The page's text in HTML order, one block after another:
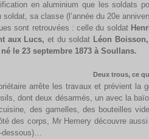
en aluminium que les soldats
soldat, sa classe (l’année du 20e
sont retrouvées : celle du soldat
aux Lucs, et du soldat Léon
le 23 septembre 1873 à Soullans.
ce qui reste de
arrête les travaux et prévient la
dont deux désarmés, un avec la
des gamelles, des bouteilles
des corps, Mr Hemery découvre
dessous)…